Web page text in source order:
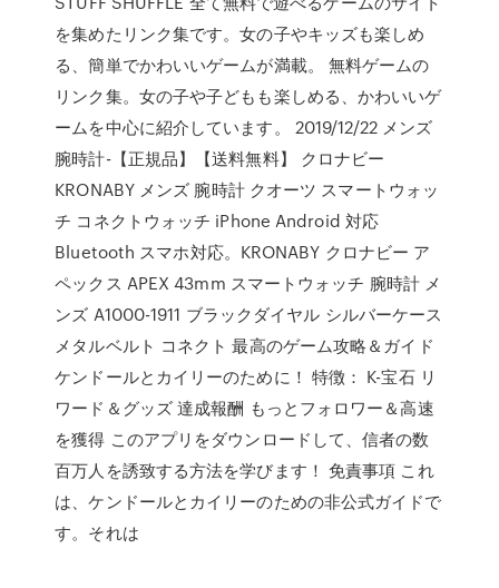
を集めたリンク集です。女の子やキッズも楽しめ
る、簡単でかわいいゲームが満載。 無料ゲームの
リンク集。女の子や子どもも楽しめる、かわいいゲ
ームを中心に紹介しています。 2019/12/22 メンズ
腕時計-【正規品】【送料無料】 クロナビー
KRONABY メンズ 腕時計 クオーツ スマートウォッ
チ コネクトウォッチ iPhone Android 対応
Bluetooth スマホ対応。KRONABY クロナビー ア
ペックス APEX 43mm スマートウォッチ 腕時計 メ
ンズ A1000-1911 ブラックダイヤル シルバーケース
メタルベルト コネクト ‎最高のゲーム攻略＆ガイド
ケンドールとカイリーのために！ 特徴： K-宝石 リ
ワード＆グッズ 達成報酬 もっとフォロワー＆高速
を獲得 このアプリをダウンロードして、信者の数
百万人を誘致する方法を学びます！ 免責事項 これ
は、ケンドールとカイリーのための非公式ガイドで
す。それは